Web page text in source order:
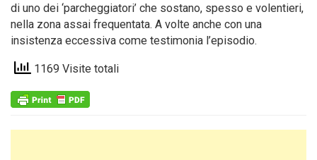
di uno dei ‘parcheggiatori’ che sostano, spesso e volentieri,
nella zona assai frequentata. A volte anche con una
insistenza eccessiva come testimonia l’episodio.
1169 Visite totali